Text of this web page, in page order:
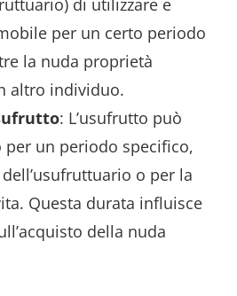
per un certo periodo
la nuda proprietà
altro individuo.
: L’usufrutto può
per un periodo specifico,
o per la
Questa durata influisce
della nuda